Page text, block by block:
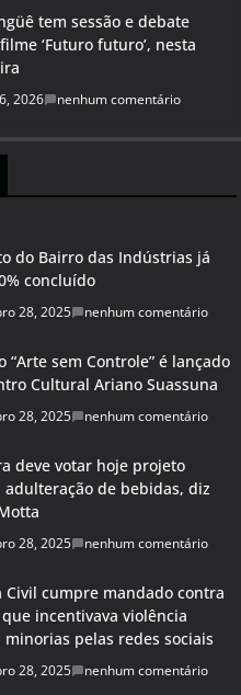
tem sessão e debate
‘Futuro futuro’, nesta
2026 nenhum comentário
do Bairro das Indústrias já
concluído
28, 2025 nenhum comentário
“Arte sem Controle” é lançado
Cultural Ariano Suassuna
28, 2025 nenhum comentário
deve votar hoje projeto
adulteração de bebidas, diz
28, 2025 nenhum comentário
Civil cumpre mandado contra
incentivava violência
minorias pelas redes sociais
28, 2025 nenhum comentário